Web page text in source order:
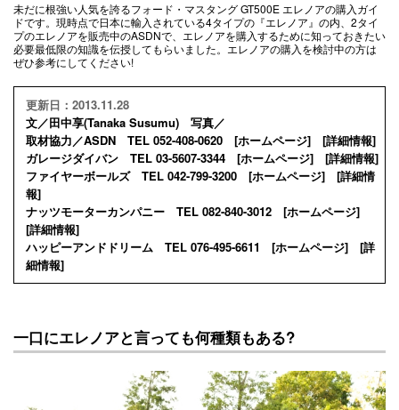
未だに根強い人気を誇るフォード・マスタング GT500E エレノアの購入ガイ
ドです。現時点で日本に輸入されている4タイプの『エレノア』の内、2タイ
プのエレノアを販売中のASDNで、エレノアを購入するために知っておきたい
必要最低限の知識を伝授してもらいました。エレノアの購入を検討中の方は
ぜひ参考にしてください!
更新日：2013.11.28
文／田中享(Tanaka Susumu) 写真／
取材協力／ASDN TEL 052-408-0620 [ホームページ] [詳細情報]
ガレージダイバン TEL 03-5607-3344 [ホームページ] [詳細情報]
ファイヤーボールズ TEL 042-799-3200 [ホームページ] [詳細情
報]
ナッツモーターカンパニー TEL 082-840-3012 [ホームページ]
[詳細情報]
ハッピーアンドドリーム TEL 076-495-6611 [ホームページ] [詳
細情報]
一口にエレノアと言っても何種類もある?